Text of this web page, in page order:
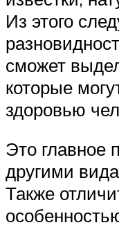
Из этого
сможет
которые
здоровью
Это главное
другими
Также